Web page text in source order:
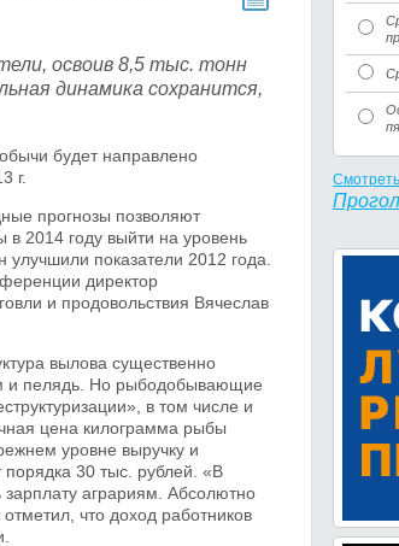
освоив 8,5 тыс. тонн
динамика сохранится,
будет направлено
г.
прогнозы позволяют
2014 году выйти на уровень
показатели 2012 года.
директор
и продовольствия Вячеслав
вылова существенно
и пелядь. Но рыбодобывающие
в том числе и
цена килограмма рыбы
уровне выручку и
порядка 30 тыс. рублей. «В
аграриям. Абсолютно
что доход работников